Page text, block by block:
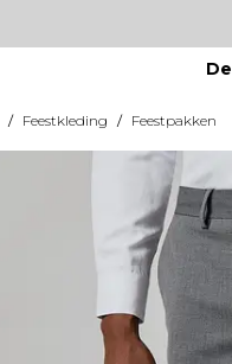
/ Feestkleding / Feestpakken